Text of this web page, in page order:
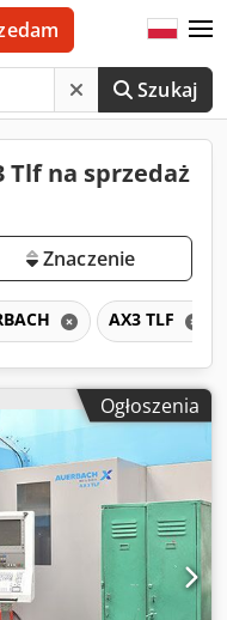
Szukaj
Tlf na sprzedaż
Znaczenie
AX3 TLF
Ogłoszenia